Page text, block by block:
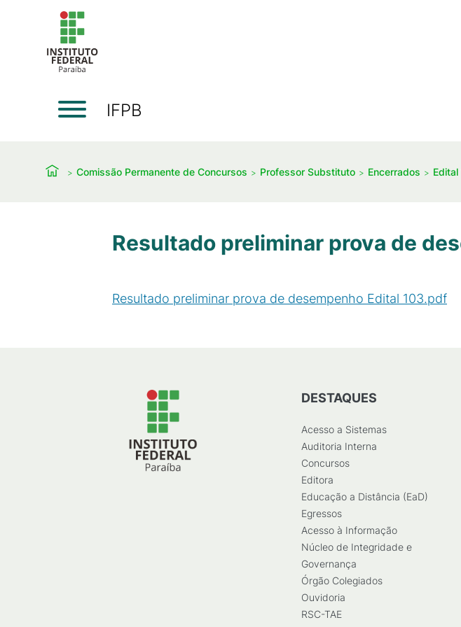
IFPB
Comissão Permanente de Concursos Professor Substituto Encerrados
Resultado preliminar prova de
Resultado preliminar prova de desempenho Edital 103.pdf
DESTAQUES
Acesso a Sistemas
Auditoria Interna
Concursos
Editora
Educação a Distância (EaD)
Egressos
Acesso à Informação
Núcleo de Integridade e
Governança
Órgão Colegiados
Ouvidoria
RSC-TAE